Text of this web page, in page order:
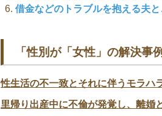
借金などのトラブルを抱える夫
「性別が「女性」の解決事
性生活の不一致とそれに伴うモラハ
里帰り出産中に不倫が発覚し、離婚